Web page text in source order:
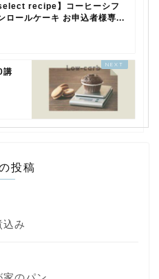
select recipe】コーヒーシフ
ロールケーキ お申込者様専...
講
投稿
込み